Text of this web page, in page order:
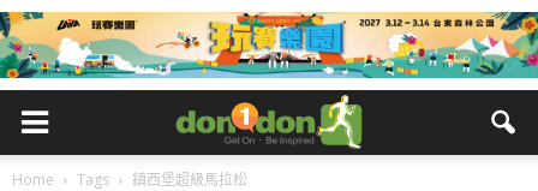
Home Tags 鎮西堡超級馬拉松